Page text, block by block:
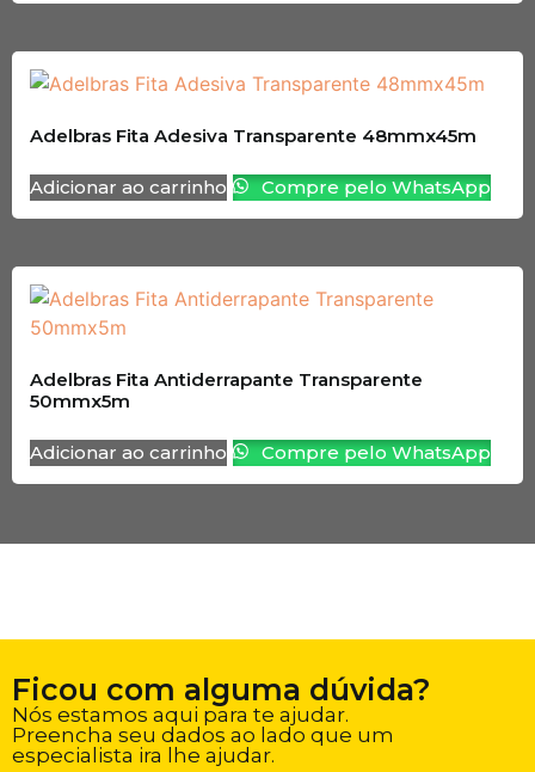
Adelbras Fita Adesiva Transparente 48mmx45m
Adicionar ao carrinho Compre pelo WhatsApp
Adelbras Fita Antiderrapante Transparente
50mmx5m
Adicionar ao carrinho Compre pelo WhatsApp
Ficou com alguma dúvida?
Nós estamos aqui para te ajudar.
Preencha seu dados ao lado que um
especialista ira lhe ajudar.